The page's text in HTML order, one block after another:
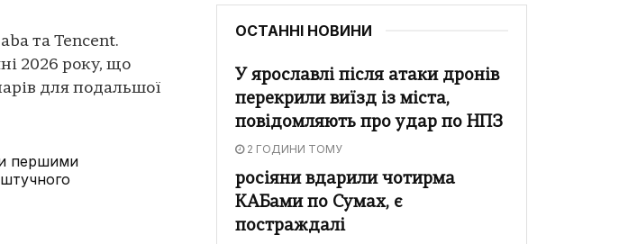
та Tencent.
2026 року, що
для подальшої
першими
ОСТАННІ НОВИНИ
У ярославлі після атаки дронів
перекрили виїзд із міста,
повідомляють про удар по НПЗ
2 ГОДИНИ ТОМУ
росіяни вдарили чотирма
КАБами по Сумах, є
постраждалі